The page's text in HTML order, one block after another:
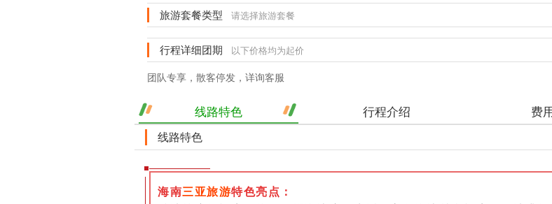
旅游套餐类型 请选择旅游套餐
行程详细团期 以下价格均为起价
团队专享，散客停发，详询客服
线路特色 行程介绍 费
线路特色
海南三亚旅游特色亮点：